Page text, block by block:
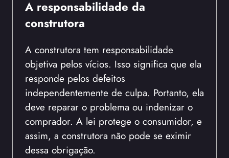
A responsabilidade da
construtora
A construtora tem responsabilidade
objetiva pelos vícios. Isso significa que ela
responde pelos defeitos
independentemente de culpa. Portanto, ela
deve reparar o problema ou indenizar o
comprador. A lei protege o consumidor, e
assim, a construtora não pode se eximir
dessa obrigação.